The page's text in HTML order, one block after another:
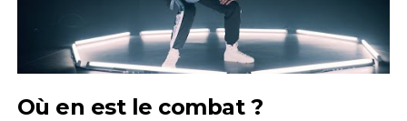
Où en est le combat ?